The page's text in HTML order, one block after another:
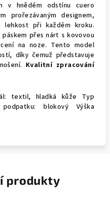
v hnědém odstínu cuero
prořezávaným designem,
při každém kroku.
přes nárt s kovovou
na noze. Tento model
díky čemuž představuje
Kvalitní zpracování
textil, hladká kůže Typ
blokový Výška
produkty